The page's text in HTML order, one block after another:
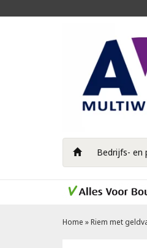
Bedrijfs- en
Home »Riem met